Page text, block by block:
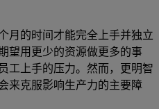
月的时间才能完全上手并独立
望用更少的资源做更多的事
工上手的压力。然而，更明智
来克服影响生产力的主要障